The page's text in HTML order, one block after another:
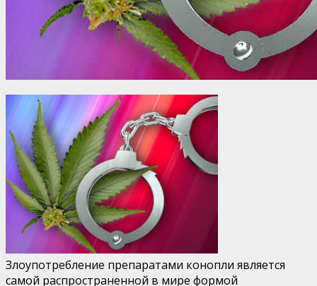
Злоупотребление препаратами конопли является
самой распространенной в мире формой